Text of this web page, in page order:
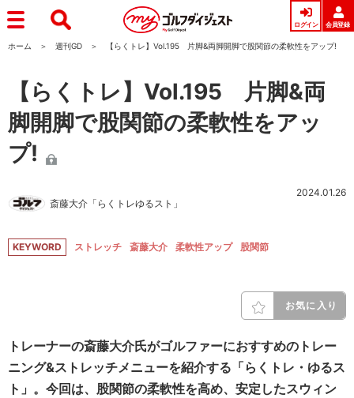
ログイン 会員登録
ホーム 週刊GD 【らくトレ】Vol.195 片脚&両脚開脚で股関節の柔軟性をアップ!
【らくトレ】Vol.195 片脚&両
脚開脚で股関節の柔軟性をアッ
プ!
斎藤大介「らくトレゆるスト」
2024.01.26
KEYWORD ストレッチ 斎藤大介 柔軟性アップ 股関節
お気に入り
トレーナーの斎藤大介氏がゴルファーにおすすめのトレー
ニング&ストレッチメニューを紹介する「らくトレ・ゆるス
ト」。今回は、股関節の柔軟性を高め、安定したスウィン